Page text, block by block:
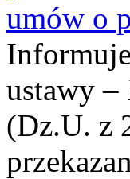
umów o
ustawy –
(Dz.U. z